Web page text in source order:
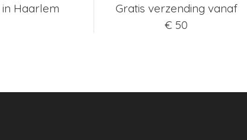
Haarlem
Gratis verzending vanaf
€ 50